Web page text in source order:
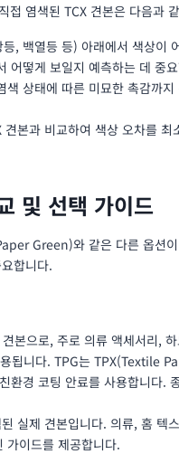
염색된 TCX 견본은 다음과
, 백열등 등) 아래에서 색상이
어떻게 보일지 예측하는 데 중
상태에 따른 미묘한 촉감까
본과 비교하여 색상 오차를 최
및 선택 가이드
Green)와 같은 다른 옵션
합니다.
본으로, 주로 의류 액세서리,
됩니다. TPG는 TPX(Textile
환경 코팅 안료를 사용합니다.
실제 견본입니다. 의류, 홈 텍
가이드를 제공합니다.